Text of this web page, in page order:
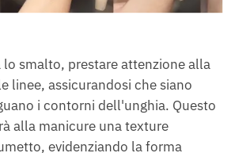
lo smalto, prestare attenzione alla
linee, assicurandosi che siano
i contorni dell'unghia. Questo
alla manicure una texture
evidenziando la forma